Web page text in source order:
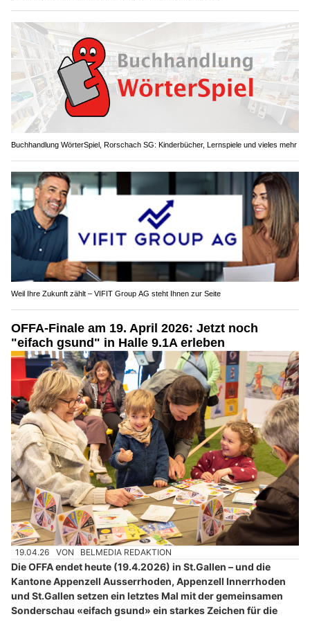
Buchhandlung WörterSpiel, Rorschach SG: Kinderbücher, Lernspiele und vieles mehr
Weil Ihre Zukunft zählt – VIFIT Group AG steht Ihnen zur Seite
OFFA-Finale am 19. April 2026: Jetzt noch
"eifach gsund" in Halle 9.1A erleben
19.04.26 VON BELMEDIA REDAKTION
Die OFFA endet heute (19.4.2026) in St.Gallen – und die
Kantone Appenzell Ausserrhoden, Appenzell Innerrhoden
und St.Gallen setzen ein letztes Mal mit der gemeinsamen
Sonderschau «eifach gsund» ein starkes Zeichen für die